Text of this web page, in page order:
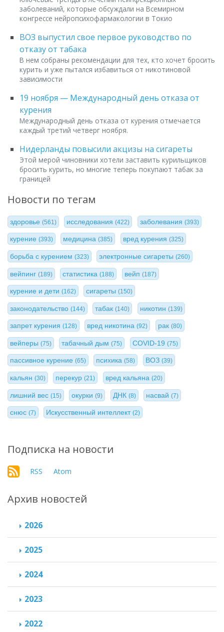
заболеваний, которые обсуждали на Всемирном
конгрессе нейропсихофармакологии в Токио
ВОЗ выпустил свое первое руководство по
отказу от табака
В нем собраны рекомендации для тех, кто хочет бросить
курить и уже пытался избавиться от никотиновой
зависимости
19 ноября — Международный день отказа от
курения
Международный день отказа от курения отмечается
каждый третий четверг ноября.
Нидерланды повысили акцизы на сигареты
Этой мерой чиновники хотели заставить курильщиков
бросить курить, но многие теперь покупают табак за
границей
Новости по тегам
здоровье (561) исследования(422) заболевания (393)
курение (393) медицина(385) вред курения (325)
борьба с курением (323) электронные сигареты(260)
вейпинг (189) статистика(188) вейп (187)
курение и дети (162) сигареты(150)
законодательство (144) табак(140) никотин (139)
запрет курения (128) вред никотина(92) рак (80)
вейперы (75) табачный дым(75) COVID-19 (75)
пассивное курение (65) психика(58) ВОЗ (39)
кальян (30) перекур(21) вред кальяна (20)
лишний вес (15) окурки(9) ДНК (8) насвай(7)
снюс (7) Искусственный интеллект(2)
Подписка на новости
RSS Atom
Архив новостей
2026
2025
2024
2023
2022